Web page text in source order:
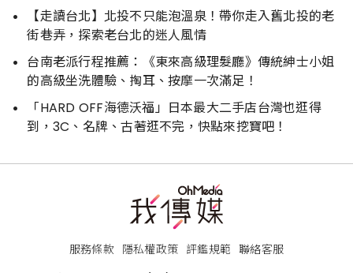
【走讀台北】北投不只能泡溫泉！帶你走入舊北投的老
街巷弄，探索老台北的迷人風情
台南老派行程推薦：《東來高級理髮廳》傳統紳士小姐
的高級坐洗體驗、掏耳、按摩一次滿足！
「HARD OFF海德沃福」日本最大二手店台灣也逛得
到，3C、名牌、古著逛不完，快點來挖寶吧！
服務條款 隱私權政策 評鑑規範 聯絡客服